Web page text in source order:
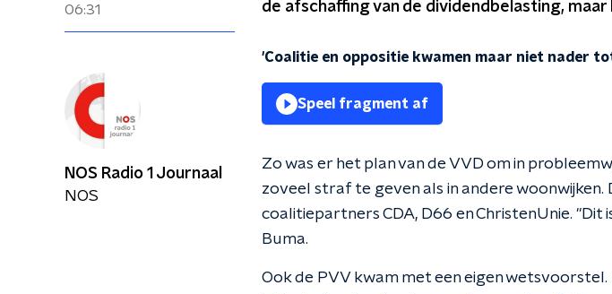
06:31
de afschaffing van de dividendbelasting,
'Coalitie en oppositie kwamen maar niet nader
Speel fragment af
Zo was er het plan van de VVD om in
zoveel straf te geven als in andere
coalitiepartners CDA, D66 en ChristenUnie. "Dit
Buma.
Ook de PVV kwam met een eigen
NOS Radio 1 Journaal
NOS